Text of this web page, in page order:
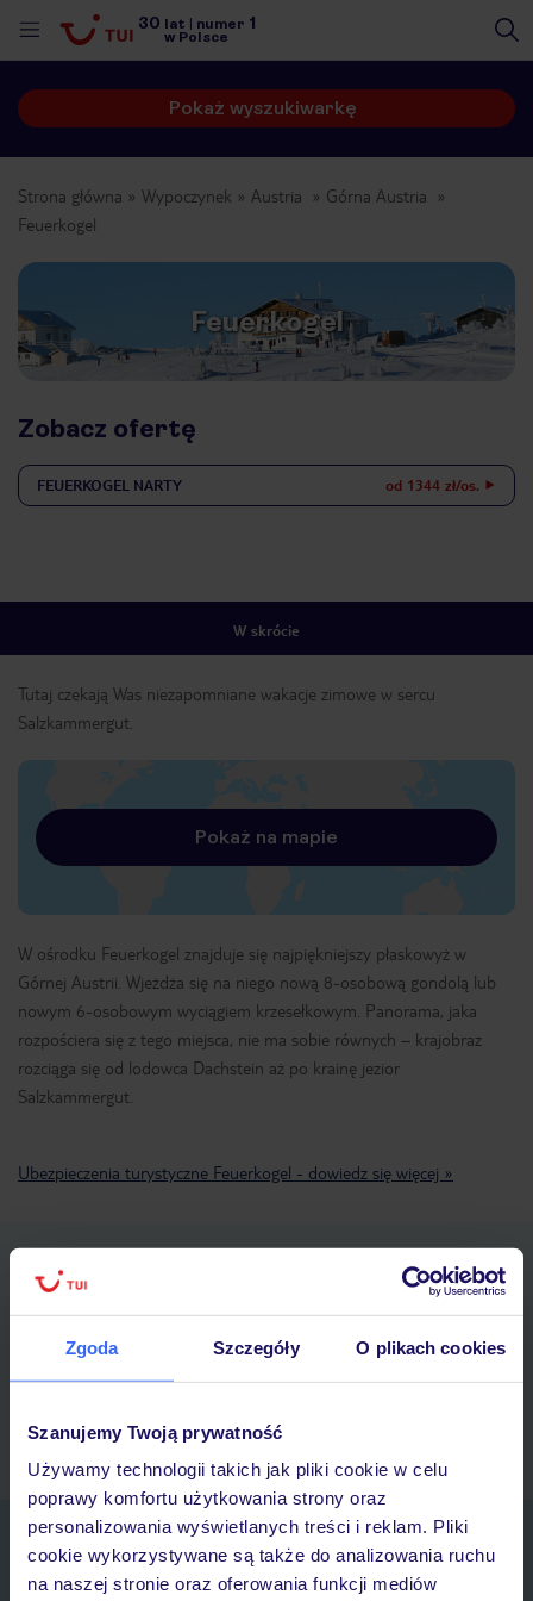
Zgoda Szczegóły O plikach cookies
Szanujemy Twoją prywatność
Używamy technologii takich jak pliki cookie w celu
poprawy komfortu użytkowania strony oraz
personalizowania wyświetlanych treści i reklam. Pliki
cookie wykorzystywane są także do analizowania ruchu
na naszej stronie oraz oferowania funkcji mediów
30 lat numer 1
w Polsce
Pokaż wyszukiwarkę
Strona główna Wypoczynek Austria
Górna Austria
Feuerkogel
Feuerkogel
Zobacz ofertę
FEUERKOGEL NARTY od 1344 zł/os.
W skrócie
Tutaj czekają Was niezapomniane wakacje zimowe w sercu
Salzkammergut.
Pokaż na mapie
W ośrodku Feuerkogel znajduje się najpiękniejszy płaskowyż w
Górnej Austrii. Wjeżdża się na niego nową 8-osobową gondolą lub
nowym 6-osobowym wyciągiem krzesełkowym. Panorama, jaka
rozpościera się z tego miejsca, nie ma sobie równych – krajobraz
rozciąga się od lodowca Dachstein aż po krainę jezior
Salzkammergut.
Ubezpieczenia turystyczne Feuerkogel - dowiedz się więcej »
Szybkie wyszukiwanie i przeglądanie ofert
Lista ulubionych ofert i możliwość ich udostępniania
Historia wyszukiwań i ostatnio oglądanych ofert
Kontakt z TUI i wszystkie informacje o Twojej rezerwacji w
Zapisz się do newslettera